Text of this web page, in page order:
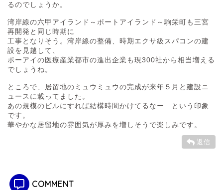
るのでしょうか。
湾岸線の六甲アイランド～ポートアイランド～駒栄町も三宮
再開発と同じ時期に
工事となりそう。湾岸線の整備、時期エクサ級スパコンの建
設を見越して、
ポーアイの医療産業都市の進出企業も現300社から相当増える
でしょうね。
ところで、居留地のミュウミュウの完成が来年５月と建設ニ
ュースに載ってました。
あの規模のビルにすれば結構時間かけてるなー という印象
です。
華やかな居留地の雰囲気が厚みを増しそうで楽しみです。
返信
COMMENT